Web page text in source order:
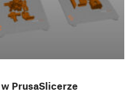
PrusaSlicerze